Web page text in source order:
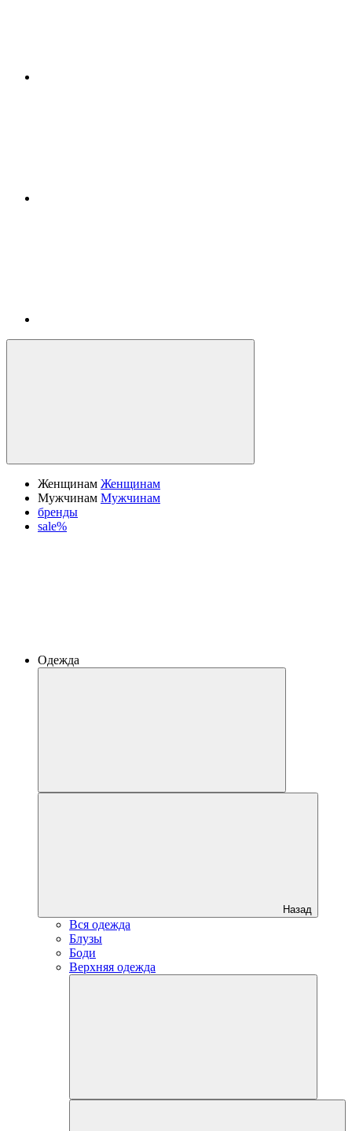
Женщинам Женщинам
Мужчинам Мужчинам
бренды
sale%
Одежда
Назад
Вся одежда
Блузы
Боди
Верхняя одежда